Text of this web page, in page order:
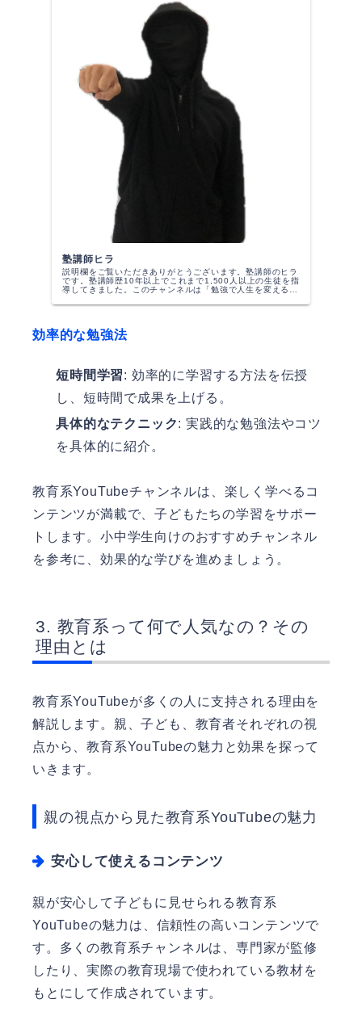
塾講師ヒラ
説明欄をご覧いただきありがとうございます。塾講師のヒラ
です。塾講師歴10年以上でこれまで1,500人以上の生徒を指
導してきました。このチャンネルは「勉強で人生を変えるた
効率的な勉強法
短時間学習: 効率的に学習する方法を伝授
し、短時間で成果を上げる。
具体的なテクニック: 実践的な勉強法やコツ
を具体的に紹介。
教育系YouTubeチャンネルは、楽しく学べるコ
ンテンツが満載で、子どもたちの学習をサポー
トします。小中学生向けのおすすめチャンネル
を参考に、効果的な学びを進めましょう。
教育系って何で人気なの？その
理由とは
教育系YouTubeが多くの人に支持される理由を
解説します。親、子ども、教育者それぞれの視
点から、教育系YouTubeの魅力と効果を探って
いきます。
親の視点から見た教育系YouTubeの魅力
安心して使えるコンテンツ
親が安心して子どもに見せられる教育系
YouTubeの魅力は、信頼性の高いコンテンツで
す。多くの教育系チャンネルは、専門家が監修
したり、実際の教育現場で使われている教材を
もとにして作成されています。